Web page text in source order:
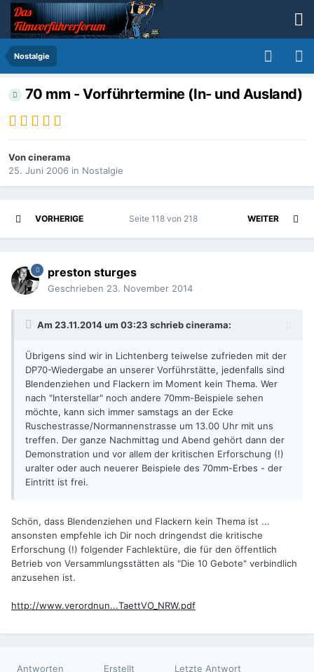
Nostalgie
70 mm - Vorführtermine (In- und Ausland)
Voncinerama
25. Juni 2006 in Nostalgie
VORHERIGE WEITER
Seite 118 von 218
preston sturges
Geschrieben 23. November 2014
Am 23.11.2014 um 03:23 schrieb cinerama:
Übrigens sind wir in Lichtenberg teiwelse zufrieden mit der
DP70-Wiedergabe an unserer Vorführstätte, jedenfalls sind
Blendenziehen und Flackern im Moment kein Thema. Wer
nach "Interstellar" noch andere 70mm-Beispiele sehen
möchte, kann sich immer samstags an der Ecke
Ruschestrasse/Normannenstrasse um 13.00 Uhr mit uns
treffen. Der ganze Nachmittag und Abend gehört dann der
Demonstration und vor allem der kritischen Erforschung (!)
uralter oder auch neuerer Beispiele des 70mm-Erbes - der
Eintritt ist frei.
Schön, dass Blendenziehen und Flackern kein Thema ist ...
ansonsten empfehle ich Dir noch dringendst die kritische
Erforschung (!) folgender Fachlektüre, die für den öffentlich
Betrieb von Versammlungsstätten als "Die 10 Gebote" verbindlich
anzusehen ist.
http://www.verordnun...TaettVO_NRW.pdf
Antworten Erstellt Letzte Antwort